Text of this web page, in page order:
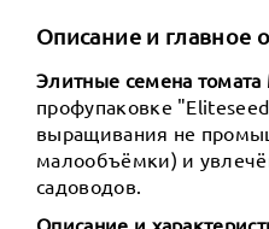
Описание и главное
Элитные семена томата
профупаковке
выращивания не
малообъёмки) и
садоводов.
Описание и